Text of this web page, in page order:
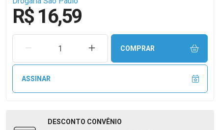
R$ 16,59
REMOVER UMA UNIDADEAUMENTAR UMA UNIDADE
COMPRAR
ASSINAR
DESCONTO CONVÊNIO